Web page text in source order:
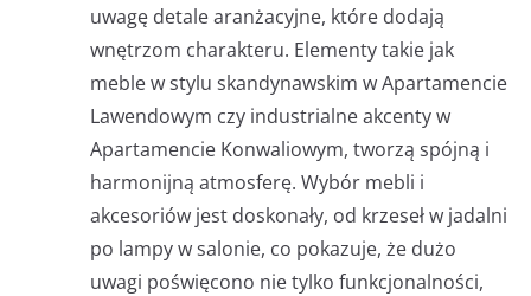
uwagę detale aranżacyjne, które dodają
wnętrzom charakteru. Elementy takie jak
meble w stylu skandynawskim w Apartamencie
Lawendowym czy industrialne akcenty w
Apartamencie Konwaliowym, tworzą spójną i
harmonijną atmosferę. Wybór mebli i
akcesoriów jest doskonały, od krzeseł w jadalni
po lampy w salonie, co pokazuje, że dużo
uwagi poświęcono nie tylko funkcjonalności,